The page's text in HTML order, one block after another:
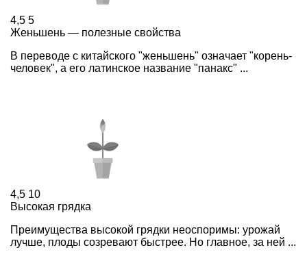
4,5 5
Женьшень — полезные свойства
В переводе с китайского "женьшень" означает "корень-
человек", а его латинское название "панакс" ...
4,5 10
Высокая грядка
Преимущества высокой грядки неоспоримы: урожай
лучше, плоды созревают быстрее. Но главное, за ней ...